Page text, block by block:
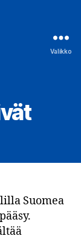
Valikko
Suomea